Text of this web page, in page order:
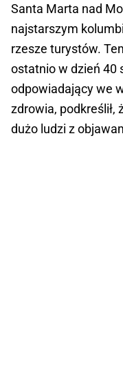
Santa Marta nad
najstarszym
rzesze turystów.
ostatnio w dzień 40
odpowiadający we
zdrowia, podkreślił,
dużo ludzi z